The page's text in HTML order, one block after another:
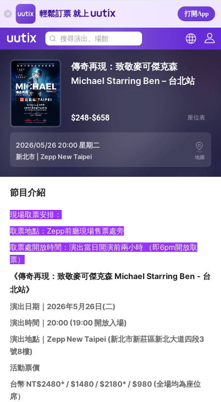
輕鬆訂票 就上 打開App
搜尋演出、場館
傳奇再現：致敬麥可傑克森
Michael Starring Ben – 台北站
$248-$658 座位表
2026/05/26 20:00 星期二
新北市 Zepp New Taipei 地圖
節目介紹
現場取票安排：
取票地點：Zepp前廳現場售票處旁
取票處開放時間：演出當日開演前兩小時 （即6pm開放取
票）
《傳奇再現：致敬麥可傑克森 Michael Starring Ben - 台
北站》
演出日期｜2026年5月26日(二)
演出時間｜20:00 (19:00 開放入場)
演出地點｜Zepp New Taipei (新北市新莊區新北大道四段3
號8樓)
活動票價
台幣 NT$2480* / $1480 / $2180* / $980 (全場均為座位
席）